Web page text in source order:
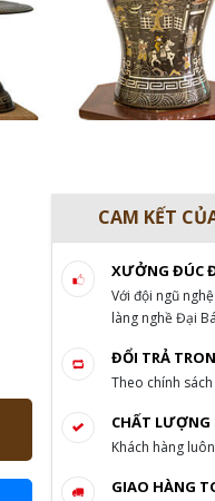
CAM KẾT
XƯỞNG ĐÚC
Với đội ngũ
làng nghề Đại
ĐỔI TRẢ
Theo chính
CHẤT LƯỢNG
Khách hàng
GIAO HÀNG